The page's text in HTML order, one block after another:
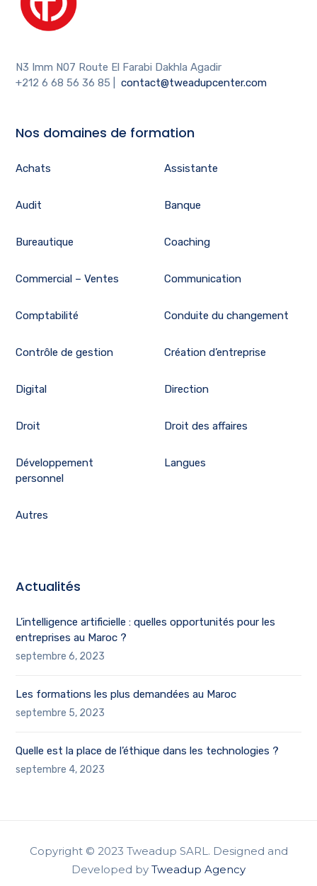
N3 Imm N07 Route El Farabi Dakhla Agadir
+212 6 68 56 36 85
|contact@tweadupcenter.com
Nos domaines de formation
Achats Assistante
Audit Banque
Bureautique Coaching
Commercial – Ventes Communication
Comptabilité Conduite du changement
Contrôle de gestion Création d’entreprise
Digital Direction
Droit Droit des affaires
Développement
personnel
Langues
Autres
Actualités
L’intelligence artificielle : quelles opportunités pour les
entreprises au Maroc ?
septembre 6, 2023
Les formations les plus demandées au Maroc
septembre 5, 2023
Quelle est la place de l’éthique dans les technologies ?
septembre 4, 2023
Copyright © 2023 Tweadup SARL. Designed and
Developed by Tweadup Agency